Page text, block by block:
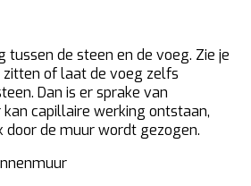
tussen de steen en de voeg. Zie je
of laat de voeg zelfs
Dan is er sprake van
kan capillaire werking ontstaan,
de muur wordt gezogen.